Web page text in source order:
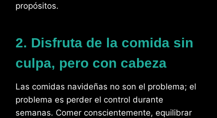
propósitos.
2. Disfruta de la comida sin
culpa, pero con cabeza
Las comidas navideñas no son el problema; el
problema es perder el control durante
semanas. Comer conscientemente, equilibrar